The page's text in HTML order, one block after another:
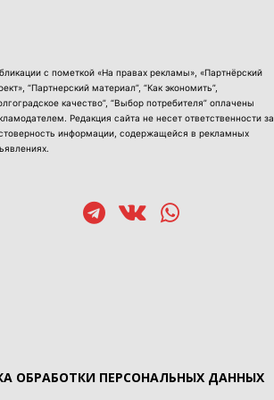
с пометкой «На правах рекламы», «Партнёрский
“Партнерский материал”, “Как экономить”,
качество”, “Выбор потребителя” оплачены
Редакция сайта не несет ответственности за
информации, содержащейся в рекламных
ОБРАБОТКИ ПЕРСОНАЛЬНЫХ ДАННЫХ